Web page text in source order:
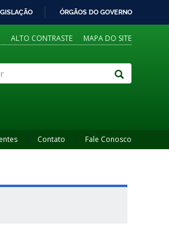
ÓRGÃOS DO GOVERNO
ALTO CONTRASTE MAPA DO SITE
Contato Fale Conosco